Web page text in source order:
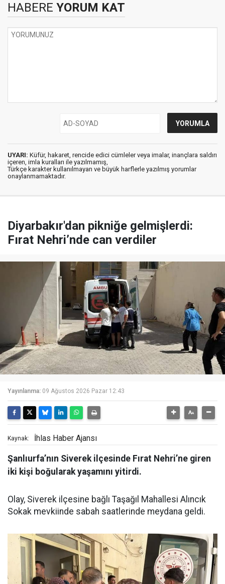
HABERE YORUM KAT
UYARI: Küfür, hakaret, rencide edici cümleler veya imalar, inançlara saldırı
içeren, imla kuralları ile yazılmamış,
Türkçe karakter kullanılmayan ve büyük harflerle yazılmış yorumlar
onaylanmamaktadır.
Diyarbakır'dan pikniğe gelmişlerdi:
Fırat Nehri’nde can verdiler
Yayınlanma: 09 Ağustos 2026 Pazar 12:43
Kaynak: İhlas Haber Ajansı
Şanlıurfa’nın Siverek ilçesinde Fırat Nehri’ne giren
iki kişi boğularak yaşamını yitirdi.
Olay, Siverek ilçesine bağlı Taşağıl Mahallesi Alıncık
Sokak mevkiinde sabah saatlerinde meydana geldi.